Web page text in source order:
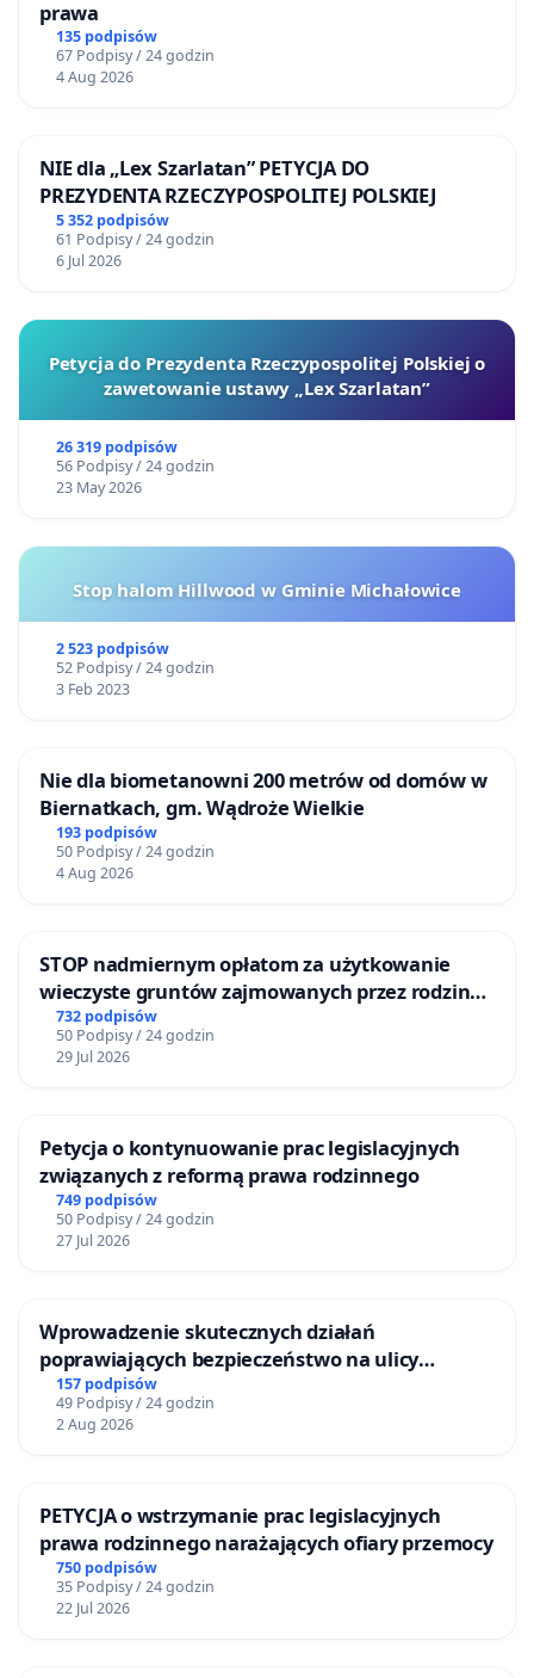
prawa
135 podpisów
67 Podpisy / 24 godzin
4 Aug 2026
NIE dla „Lex Szarlatan” PETYCJA DO
PREZYDENTA RZECZYPOSPOLITEJ POLSKIEJ
5 352 podpisów
61 Podpisy / 24 godzin
6 Jul 2026
Petycja do Prezydenta Rzeczypospolitej Polskiej o
zawetowanie ustawy „Lex Szarlatan”
26 319 podpisów
56 Podpisy / 24 godzin
23 May 2026
Stop halom Hillwood w Gminie Michałowice
2 523 podpisów
52 Podpisy / 24 godzin
3 Feb 2023
Nie dla biometanowni 200 metrów od domów w
Biernatkach, gm. Wądroże Wielkie
193 podpisów
50 Podpisy / 24 godzin
4 Aug 2026
STOP nadmiernym opłatom za użytkowanie
wieczyste gruntów zajmowanych przez rodzinne
ogrody działkowe.
732 podpisów
50 Podpisy / 24 godzin
29 Jul 2026
Petycja o kontynuowanie prac legislacyjnych
związanych z reformą prawa rodzinnego
749 podpisów
50 Podpisy / 24 godzin
27 Jul 2026
Wprowadzenie skutecznych działań
poprawiających bezpieczeństwo na ulicy
Żeromskiego w Otwocku
157 podpisów
49 Podpisy / 24 godzin
2 Aug 2026
PETYCJA o wstrzymanie prac legislacyjnych
prawa rodzinnego narażających ofiary przemocy
750 podpisów
35 Podpisy / 24 godzin
22 Jul 2026